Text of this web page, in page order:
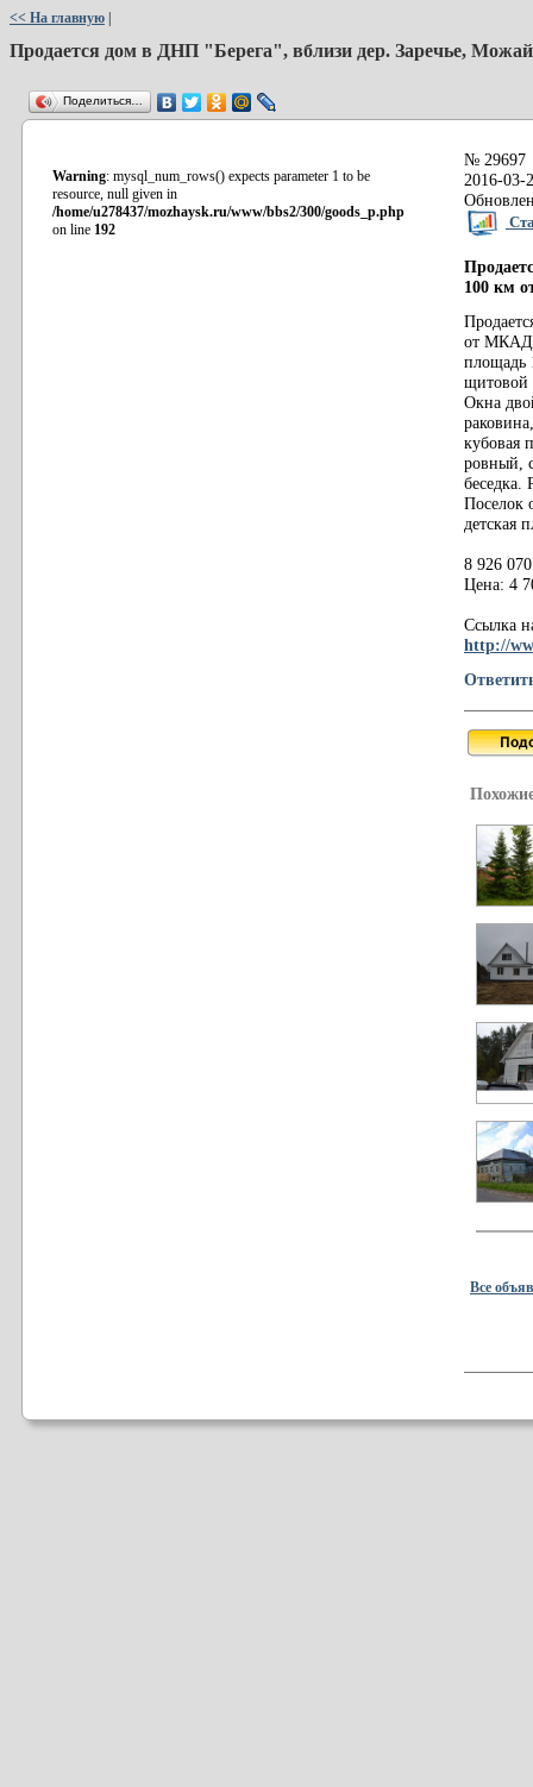
<< На главную
Продается дом в ДНП "Берега", вблизи дер. Заречье,
Поделиться…
Warning: mysql_num_rows() expects parameter 1 to be
resource, null given in
/home/u278437/mozhaysk.ru/www/bbs2/300/goods_p.php
on line 192
№ 29697
2016-03-
100 км
от МКАД
площадь
щитовой
Окна
кубовая
ровный,
беседка.
Поселок
детская
8 926
Цена: 4
Ссылка
http://
Все